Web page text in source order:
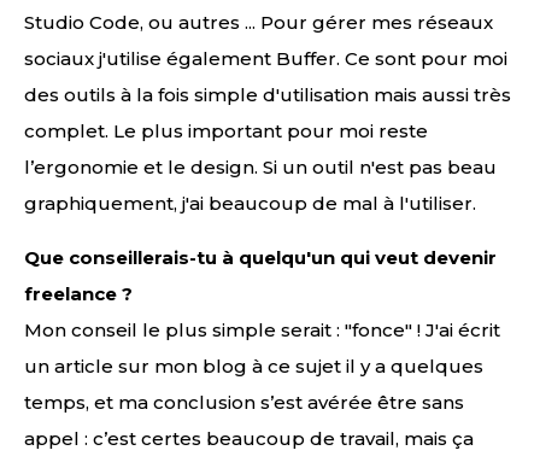
Studio Code, ou autres ... Pour gérer mes réseaux
sociaux j'utilise également Buffer. Ce sont pour moi
des outils à la fois simple d'utilisation mais aussi très
complet. Le plus important pour moi reste
l’ergonomie et le design. Si un outil n'est pas beau
graphiquement, j'ai beaucoup de mal à l'utiliser.
Que conseillerais-tu à quelqu'un qui veut devenir
freelance ?
Mon conseil le plus simple serait : "fonce" ! J'ai écrit
un article sur mon blog à ce sujet il y a quelques
temps, et ma conclusion s’est avérée être sans
appel : c’est certes beaucoup de travail, mais ça